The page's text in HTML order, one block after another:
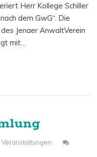
Herr Kollege Schiller
dem GwG“. Die
Jenaer AnwaltVerein
mit…
Veranstaltungen